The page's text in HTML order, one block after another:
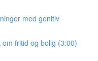
med genitiv
fritid og bolig (3:00)